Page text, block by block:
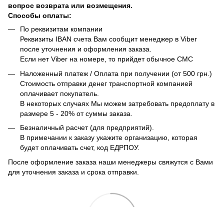
вопрос возврата или возмещения.
Способы оплаты:
По реквизитам компании
Реквизиты IBAN счета Вам сообщит менеджер в Viber
после уточнения и оформления заказа.
Если нет Viber на номере, то прийдет обычное СМС
Наложенный платеж / Оплата при получении (от 500 грн.)
Стоимость отправки денег транспортной компанией
оплачивает покупатель.
В некоторых случаях Мы можем затребовать предоплату в
размере 5 - 20% от суммы заказа.
Безналичный расчет (для предприятий).
В примечании к заказу укажите организацию, которая
будет оплачивать счет, код ЕДРПОУ.
После оформление заказа наши менеджеры свяжутся с Вами
для уточнения заказа и срока отправки.